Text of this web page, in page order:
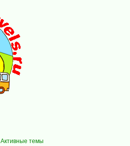
Активные темы